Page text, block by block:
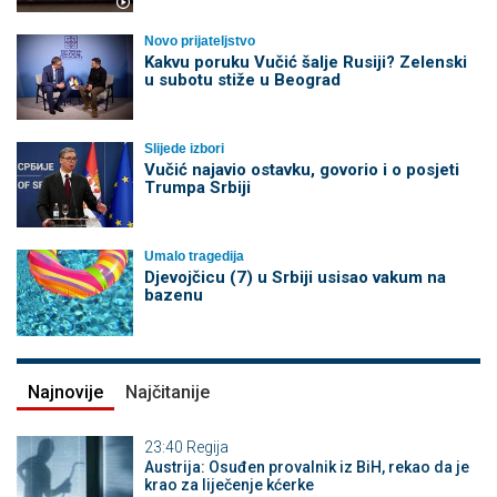
Novo prijateljstvo
Kakvu poruku Vučić šalje Rusiji? Zelenski
u subotu stiže u Beograd
Slijede izbori
Vučić najavio ostavku, govorio i o posjeti
Trumpa Srbiji
Umalo tragedija
Djevojčicu (7) u Srbiji usisao vakum na
bazenu
Najnovije Najčitanije
23:40 Regija
Austrija: Osuđen provalnik iz BiH, rekao da je
krao za liječenje kćerke